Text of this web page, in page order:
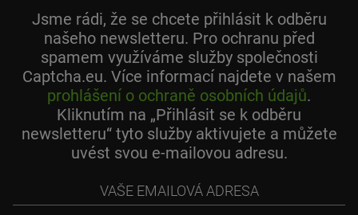
Jsme rádi, že se chcete přihlásit k odběru
našeho newsletteru. Pro ochranu před
spamem využíváme služby společnosti
Captcha.eu. Více informací najdete v našem
prohlášení o ochraně osobních údajů.
Kliknutím na „Přihlásit se k odběru
newsletteru“ tyto služby aktivujete a můžete
uvést svou e-mailovou adresu.
adresa